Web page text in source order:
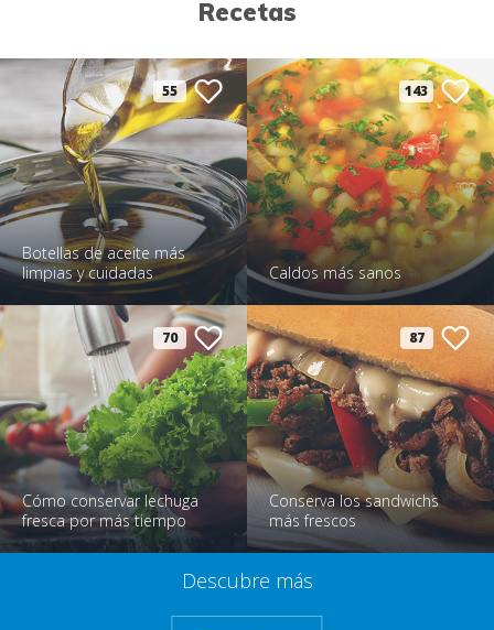
Recetas
55
Botellas de aceite más
limpias y cuidadas
143
Caldos más sanos
70
Cómo conservar lechuga
fresca por más tiempo
87
Conserva los sandwichs
más frescos
Descubre más